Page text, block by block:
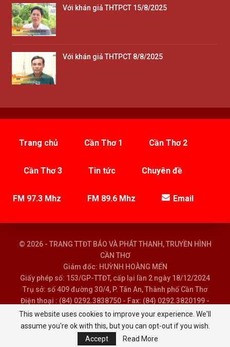
Với khán giả THTPCT 15/8/2025
Với khán giả THTPCT 8/8/2025
Trang chủ Cần Thơ 1 Cần Thơ 2
Cần Thơ 3 Tin tức Chuyên đề
FM 97.3 Mhz FM 89.6 Mhz Email
© 2026 - TRANG TTĐT BÁO VÀ PHÁT THANH, TRUYỀN HÌNH
CẦN THƠ
Giám đốc: HUỲNH HOÀNG MẾN
Giấy phép số: 153/GP-TTĐT, cấp lại lần 2 ngày 18/12/2024
Trụ sở: số 409 đường 30/4, P. Tân An, Thành phố Cần Thơ
Điện thoại : (84) 0292.3838750 - Fax: (84) 0292.3820199 -
Email : baoptth@cantho.gov.vn
This website uses cookies to improve your experience. We'll
assume you're ok with this, but you can opt-out if you wish.
Accept
Read More